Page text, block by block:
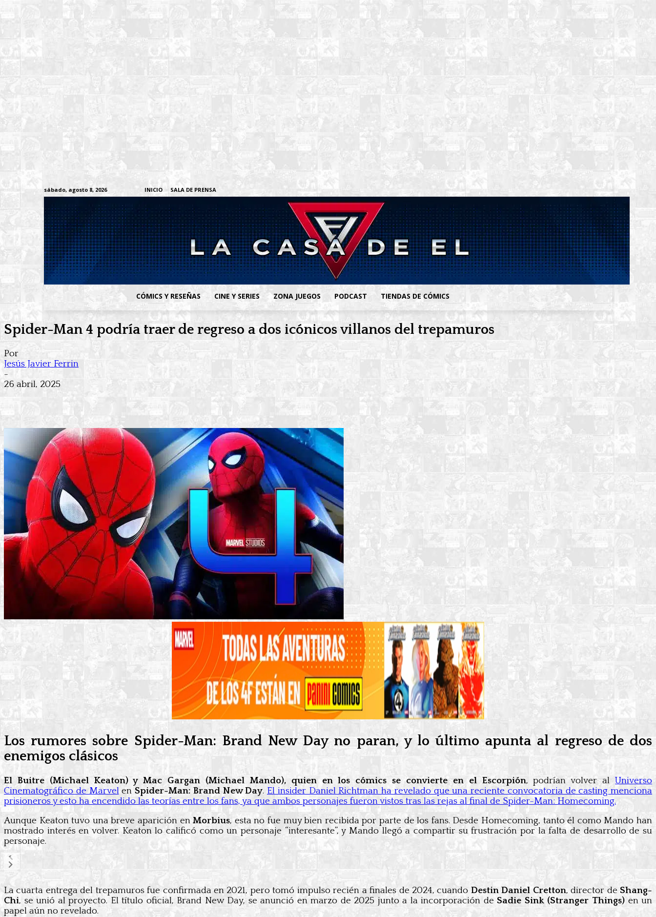
sábado, agosto 8, 2026 INICIO SALA DE PRENSA
CÓMICS Y RESEÑAS CINE Y SERIES ZONA JUEGOS PODCAST TIENDAS DE CÓMICS
Spider-Man 4 podría traer de regreso a dos icónicos villanos del trepamuros
Por
Jesús Javier Ferrin
-
26 abril, 2025
Los rumores sobre Spider-Man: Brand New Day no paran, y lo último apunta al regreso de dos
enemigos clásicos
El Buitre (Michael Keaton) y Mac Gargan (Michael Mando), quien en los cómics se convierte en el Escorpión, podrían volver alUniverso
Cinematográfico de Marvelen Spider-Man: Brand New Day. El insider Daniel Richtman ha revelado que una reciente convocatoria de casting menciona
prisioneros y esto ha encendido las teorías entre los fans, ya que ambos personajes fueron vistos tras las rejas al final de Spider-Man: Homecoming.
Aunque Keaton tuvo una breve aparición enMorbius, esta no fue muy bien recibida por parte de los fans. Desde Homecoming, tanto él como Mando han
mostrado interés en volver. Keaton lo calificó como un personaje “interesante”, y Mando llegó a compartir su frustración por la falta de desarrollo de su
personaje.
La cuarta entrega del trepamuros fue confirmada en 2021, pero tomó impulso recién a finales de 2024, cuando Destin Daniel Cretton, director deShang-
Chi, se unió al proyecto. El título oficial, Brand New Day, se anunció en marzo de 2025 junto a la incorporación deSadie Sink (Stranger Things) en un
papel aún no revelado.